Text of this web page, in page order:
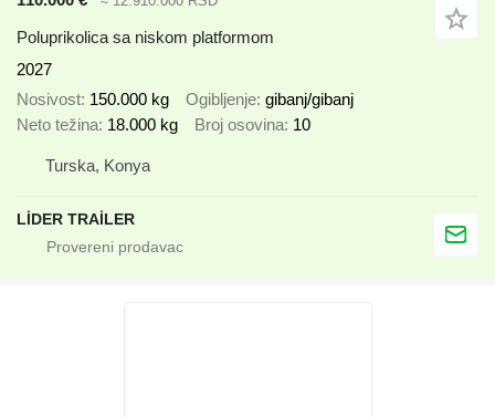
Poluprikolica sa niskom platformom
2027
Nosivost 150.000 kg Ogibljenje gibanj/gibanj
Neto težina 18.000 kg Broj osovina 10
Turska, Konya
LİDER TRAİLER